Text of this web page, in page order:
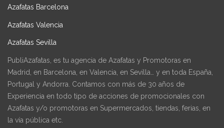
Azafatas Barcelona
Azafatas Valencia
Azafatas Sevilla
PubliAzafatas, es tu agencia de Azafatas y Promotoras en
Madrid, en Barcelona, en Valencia, en Sevilla… y en toda España,
Portugal y Andorra. Contamos con más de 30 años de
Experiencia en todo tipo de acciones de promocionales con
Azafatas y/o promotoras en Supermercados, tiendas, ferias, en
la vía pública etc.